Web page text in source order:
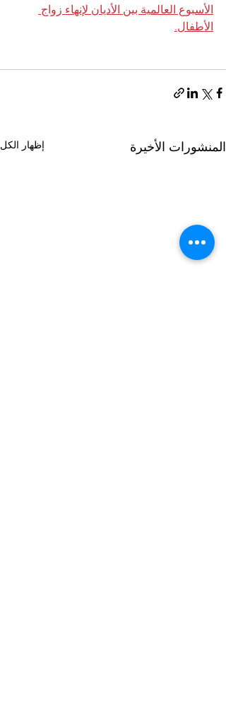
الأسبوع العالمية بين الأديان لإنهاء زواج
الأطفال.
المنشورات الأخيرة إظهار الكل